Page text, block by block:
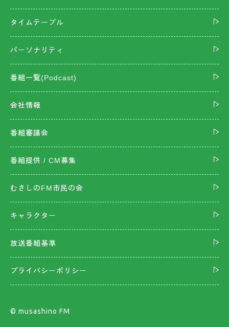
タイムテーブル
パーソナリティ
番組一覧(Podcast)
会社情報
番組審議会
番組提供 / CM募集
むさしのFM市民の会
キャラクター
放送番組基準
プライバシーポリシー
©︎ musashino FM